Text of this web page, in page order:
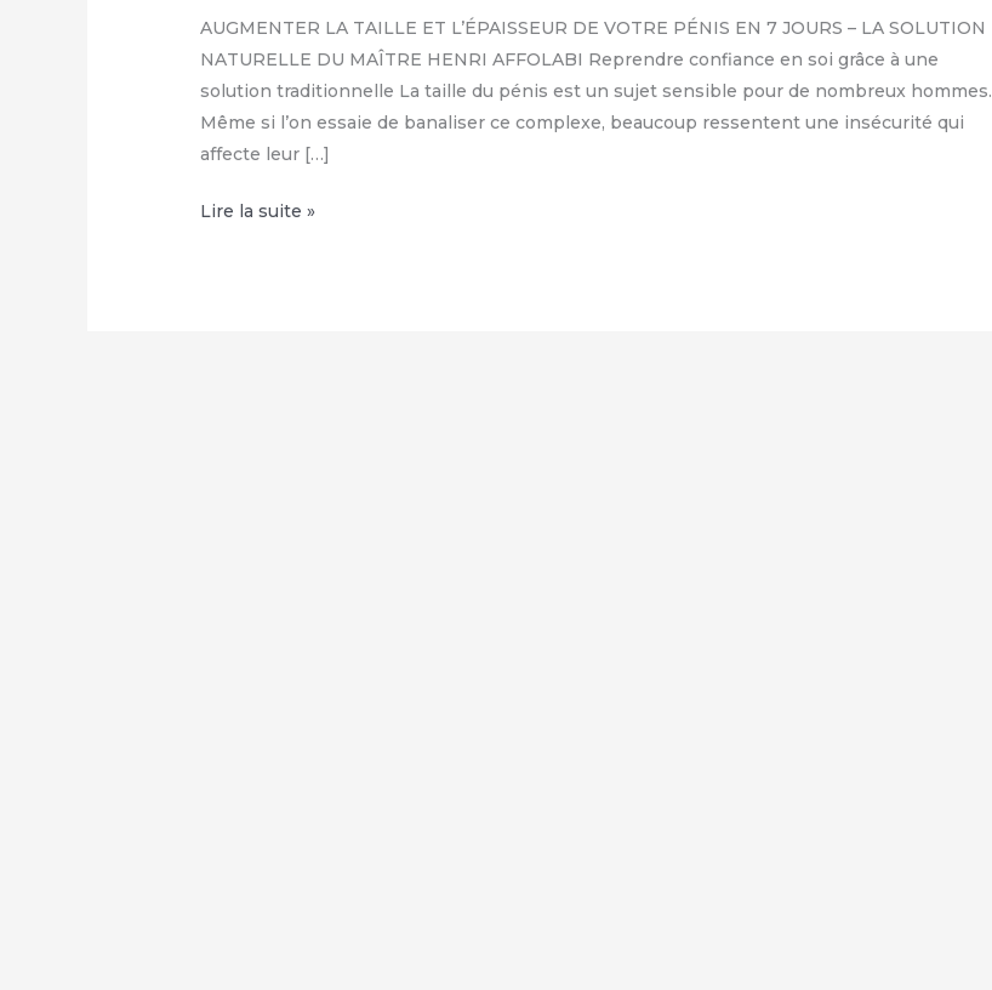
AUGMENTER LA TAILLE ET L’ÉPAISSEUR DE VOTRE PÉNIS EN 7 JOURS – LA SOLUTION
NATURELLE DU MAÎTRE HENRI AFFOLABI Reprendre confiance en soi grâce à une
solution traditionnelle La taille du pénis est un sujet sensible pour de nombreux hommes.
Même si l’on essaie de banaliser ce complexe, beaucoup ressentent une insécurité qui
affecte leur […]
COMMENT
Lire la suite »